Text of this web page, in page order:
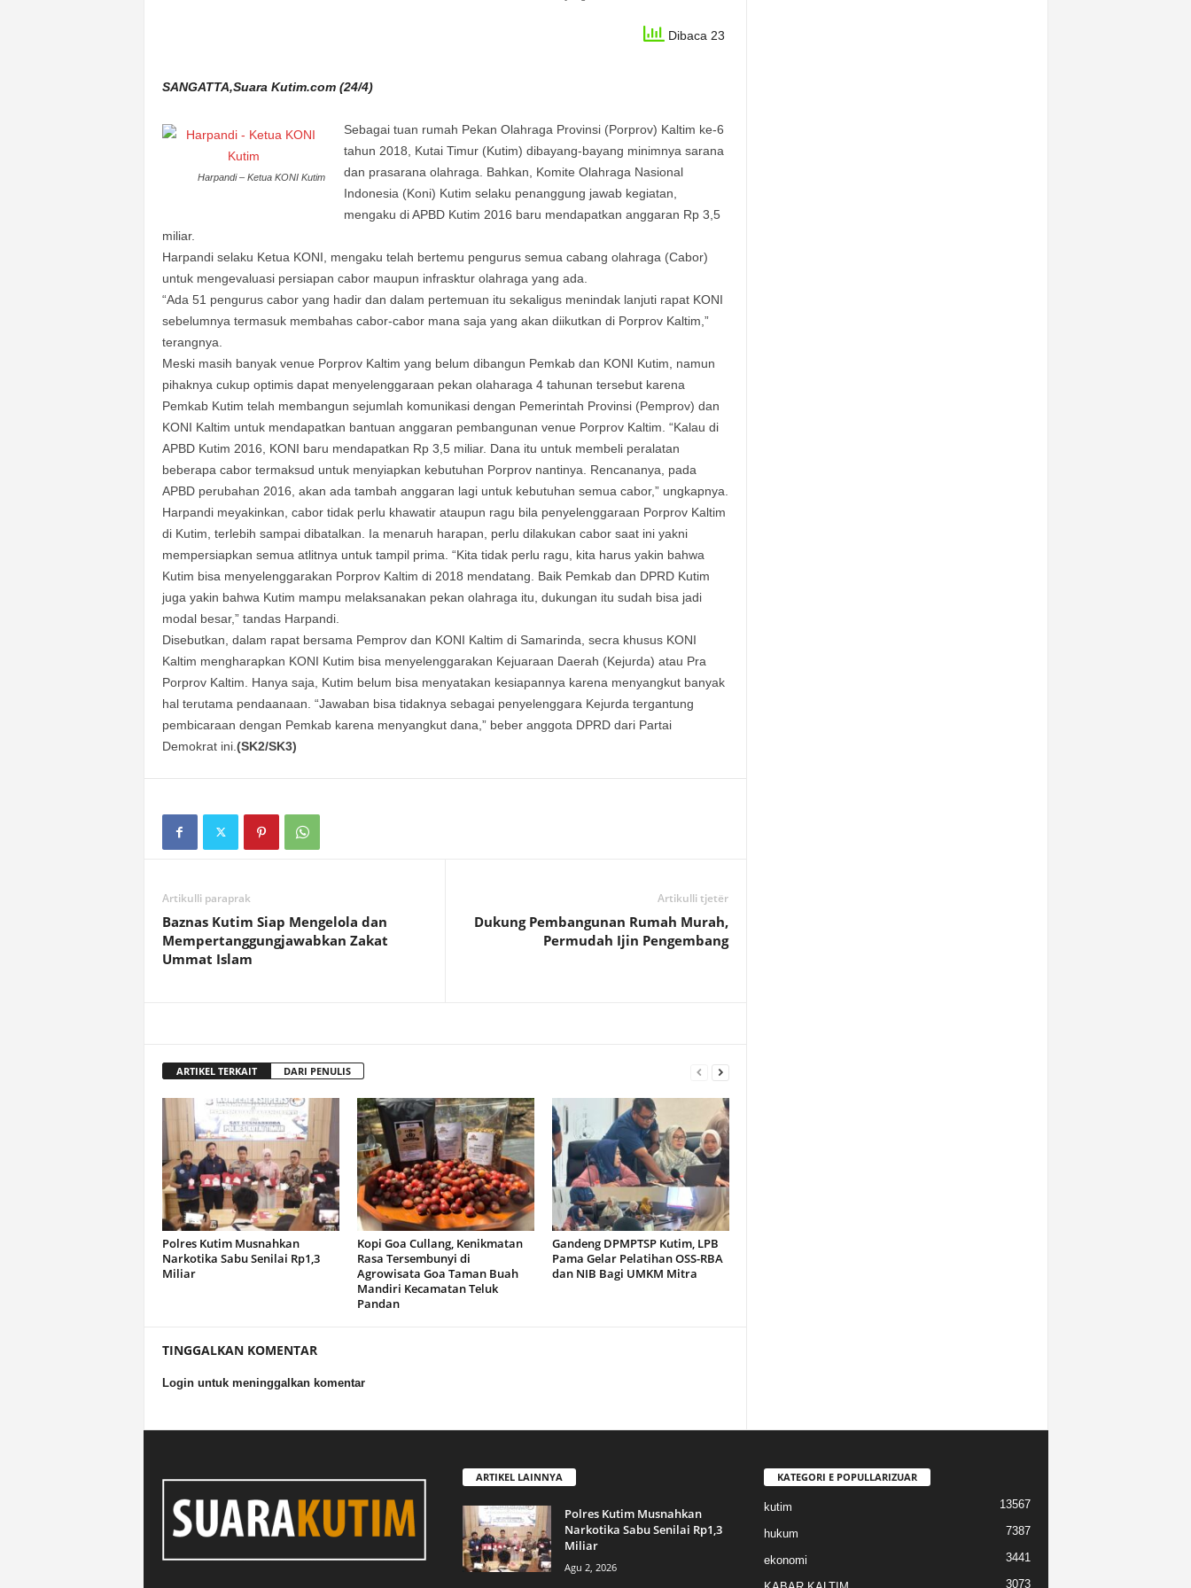
Dibaca 23
SANGATTA,Suara Kutim.com (24/4)
Harpandi – Ketua KONI Kutim
Sebagai tuan rumah Pekan Olahraga Provinsi (Porprov) Kaltim ke-6
tahun 2018, Kutai Timur (Kutim) dibayang-bayang minimnya sarana
dan prasarana olahraga. Bahkan, Komite Olahraga Nasional
Indonesia (Koni) Kutim selaku penanggung jawab kegiatan,
mengaku di APBD Kutim 2016 baru mendapatkan anggaran Rp 3,5
miliar.
Harpandi selaku Ketua KONI, mengaku telah bertemu pengurus semua cabang olahraga (Cabor)
untuk mengevaluasi persiapan cabor maupun infrasktur olahraga yang ada.
“Ada 51 pengurus cabor yang hadir dan dalam pertemuan itu sekaligus menindak lanjuti rapat KONI
sebelumnya termasuk membahas cabor-cabor mana saja yang akan diikutkan di Porprov Kaltim,”
terangnya.
Meski masih banyak venue Porprov Kaltim yang belum dibangun Pemkab dan KONI Kutim, namun
pihaknya cukup optimis dapat menyelenggaraan pekan olaharaga 4 tahunan tersebut karena
Pemkab Kutim telah membangun sejumlah komunikasi dengan Pemerintah Provinsi (Pemprov) dan
KONI Kaltim untuk mendapatkan bantuan anggaran pembangunan venue Porprov Kaltim. “Kalau di
APBD Kutim 2016, KONI baru mendapatkan Rp 3,5 miliar. Dana itu untuk membeli peralatan
beberapa cabor termaksud untuk menyiapkan kebutuhan Porprov nantinya. Rencananya, pada
APBD perubahan 2016, akan ada tambah anggaran lagi untuk kebutuhan semua cabor,” ungkapnya.
Harpandi meyakinkan, cabor tidak perlu khawatir ataupun ragu bila penyelenggaraan Porprov Kaltim
di Kutim, terlebih sampai dibatalkan. Ia menaruh harapan, perlu dilakukan cabor saat ini yakni
mempersiapkan semua atlitnya untuk tampil prima. “Kita tidak perlu ragu, kita harus yakin bahwa
Kutim bisa menyelenggarakan Porprov Kaltim di 2018 mendatang. Baik Pemkab dan DPRD Kutim
juga yakin bahwa Kutim mampu melaksanakan pekan olahraga itu, dukungan itu sudah bisa jadi
modal besar,” tandas Harpandi.
Disebutkan, dalam rapat bersama Pemprov dan KONI Kaltim di Samarinda, secra khusus KONI
Kaltim mengharapkan KONI Kutim bisa menyelenggarakan Kejuaraan Daerah (Kejurda) atau Pra
Porprov Kaltim. Hanya saja, Kutim belum bisa menyatakan kesiapannya karena menyangkut banyak
hal terutama pendaanaan. “Jawaban bisa tidaknya sebagai penyelenggara Kejurda tergantung
pembicaraan dengan Pemkab karena menyangkut dana,” beber anggota DPRD dari Partai
Demokrat ini. (SK2/SK3)
Artikulli paraprak
Baznas Kutim Siap Mengelola dan
Mempertanggungjawabkan Zakat
Ummat Islam
Artikulli tjetër
Dukung Pembangunan Rumah Murah,
Permudah Ijin Pengembang
ARTIKEL TERKAIT DARI PENULIS
Polres Kutim Musnahkan
Narkotika Sabu Senilai Rp1,3
Miliar
Kopi Goa Cullang, Kenikmatan
Rasa Tersembunyi di
Agrowisata Goa Taman Buah
Mandiri Kecamatan Teluk
Pandan
Gandeng DPMPTSP Kutim, LPB
Pama Gelar Pelatihan OSS-RBA
dan NIB Bagi UMKM Mitra
TINGGALKAN KOMENTAR
Login untuk meninggalkan komentar
ARTIKEL LAINNYA
Polres Kutim Musnahkan
Narkotika Sabu Senilai Rp1,3
Miliar
Agu 2, 2026
KATEGORI E POPULLARIZUAR
kutim 13567
hukum 7387
ekonomi 3441
3073